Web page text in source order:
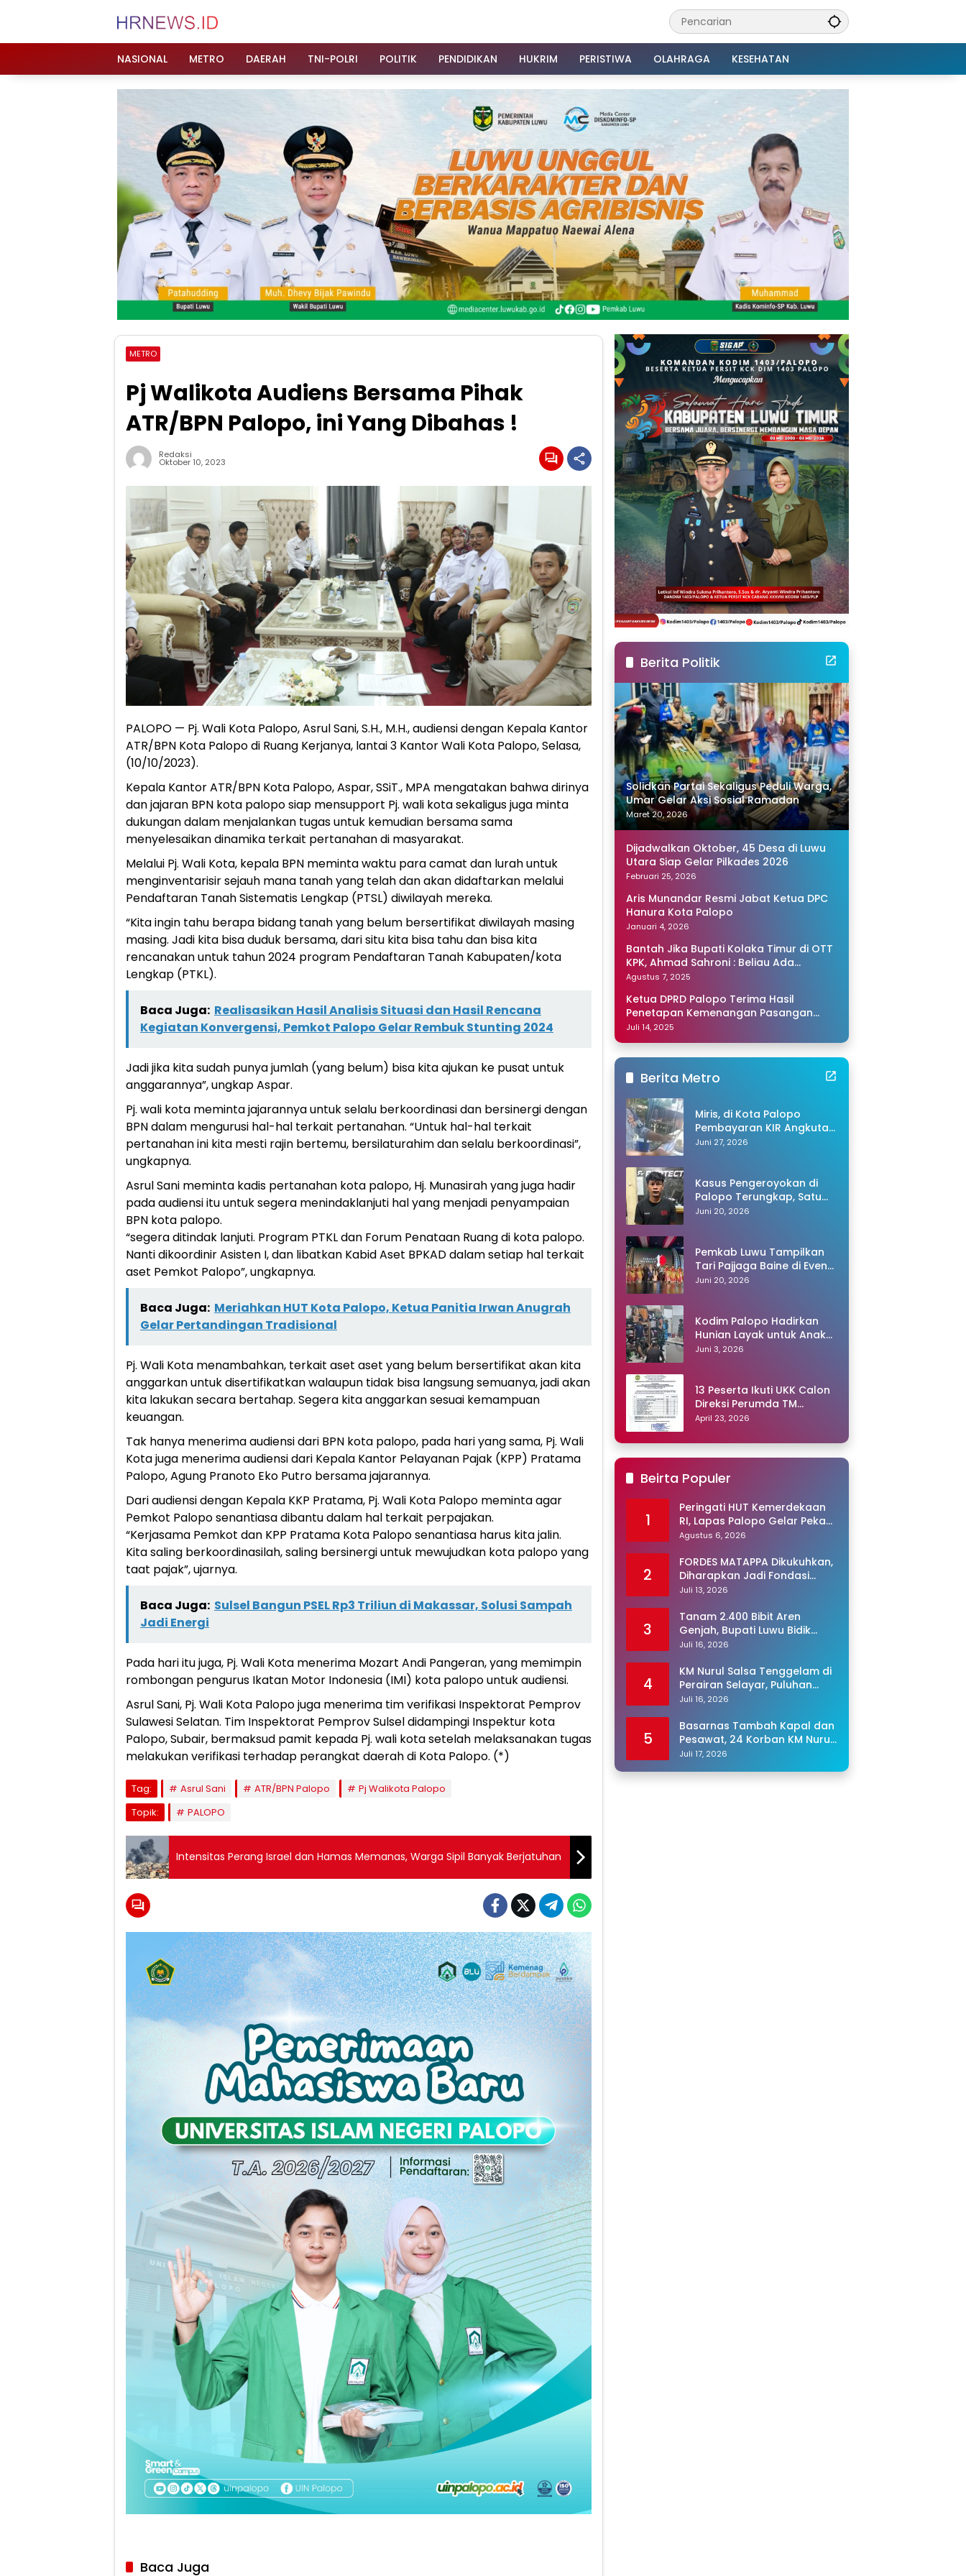
NASIONAL
METRO DAERAH TNI-POLRI POLITIK PENDIDIKAN HUKRIM PERISTIWA OLAHRAGA KESEHATAN
METRO
Pj Walikota Audiens Bersama Pihak
ATR/BPN Palopo, ini Yang Dibahas !
Redaksi
Oktober 10, 2023
PALOPO — Pj. Wali Kota Palopo, Asrul Sani, S.H., M.H., audiensi dengan Kepala Kantor
ATR/BPN Kota Palopo di Ruang Kerjanya, lantai 3 Kantor Wali Kota Palopo, Selasa,
(10/10/2023).
Kepala Kantor ATR/BPN Kota Palopo, Aspar, SSiT., MPA mengatakan bahwa dirinya
dan jajaran BPN kota palopo siap mensupport Pj. wali kota sekaligus juga minta
dukungan dalam menjalankan tugas untuk kemudian bersama sama
menyelesaikan dinamika terkait pertanahan di masyarakat.
Melalui Pj. Wali Kota, kepala BPN meminta waktu para camat dan lurah untuk
menginventarisir sejauh mana tanah yang telah dan akan didaftarkan melalui
Pendaftaran Tanah Sistematis Lengkap (PTSL) diwilayah mereka.
“Kita ingin tahu berapa bidang tanah yang belum bersertifikat diwilayah masing
masing. Jadi kita bisa duduk bersama, dari situ kita bisa tahu dan bisa kita
rencanakan untuk tahun 2024 program Pendaftaran Tanah Kabupaten/kota
Lengkap (PTKL).
Baca Juga: Realisasikan Hasil Analisis Situasi dan Hasil Rencana
Kegiatan Konvergensi, Pemkot Palopo Gelar Rembuk Stunting 2024
Jadi jika kita sudah punya jumlah (yang belum) bisa kita ajukan ke pusat untuk
anggarannya”, ungkap Aspar.
Pj. wali kota meminta jajarannya untuk selalu berkoordinasi dan bersinergi dengan
BPN dalam mengurusi hal-hal terkait pertanahan. “Untuk hal-hal terkait
pertanahan ini kita mesti rajin bertemu, bersilaturahim dan selalu berkoordinasi”,
ungkapnya.
Asrul Sani meminta kadis pertanahan kota palopo, Hj. Munasirah yang juga hadir
pada audiensi itu untuk segera menindaklanjuti hal yang menjadi penyampaian
BPN kota palopo.
“segera ditindak lanjuti. Program PTKL dan Forum Penataan Ruang di kota palopo.
Nanti dikoordinir Asisten I, dan libatkan Kabid Aset BPKAD dalam setiap hal terkait
aset Pemkot Palopo”, ungkapnya.
Baca Juga: Meriahkan HUT Kota Palopo, Ketua Panitia Irwan Anugrah
Gelar Pertandingan Tradisional
Pj. Wali Kota menambahkan, terkait aset aset yang belum bersertifikat akan kita
anggarkan untuk disertifikatkan walaupun tidak bisa langsung semuanya, jadi akan
kita lakukan secara bertahap. Segera kita anggarkan sesuai kemampuan
keuangan.
Tak hanya menerima audiensi dari BPN kota palopo, pada hari yang sama, Pj. Wali
Kota juga menerima audiensi dari Kepala Kantor Pelayanan Pajak (KPP) Pratama
Palopo, Agung Pranoto Eko Putro bersama jajarannya.
Dari audiensi dengan Kepala KKP Pratama, Pj. Wali Kota Palopo meminta agar
Pemkot Palopo senantiasa dibantu dalam hal terkait perpajakan.
“Kerjasama Pemkot dan KPP Pratama Kota Palopo senantiasa harus kita jalin.
Kita saling berkoordinasilah, saling bersinergi untuk mewujudkan kota palopo yang
taat pajak”, ujarnya.
Baca Juga: Sulsel Bangun PSEL Rp3 Triliun di Makassar, Solusi Sampah
Jadi Energi
Pada hari itu juga, Pj. Wali Kota menerima Mozart Andi Pangeran, yang memimpin
rombongan pengurus Ikatan Motor Indonesia (IMI) kota palopo untuk audiensi.
Asrul Sani, Pj. Wali Kota Palopo juga menerima tim verifikasi Inspektorat Pemprov
Sulawesi Selatan. Tim Inspektorat Pemprov Sulsel didampingi Inspektur kota
Palopo, Subair, bermaksud pamit kepada Pj. wali kota setelah melaksanakan tugas
melakukan verifikasi terhadap perangkat daerah di Kota Palopo. (*)
Tag: Asrul Sani ATR/BPN Palopo
Pj Walikota Palopo
Topik:
PALOPO
Intensitas Perang Israel dan Hamas Memanas, Warga Sipil Banyak Berjatuhan
Baca Juga
Berita Politik
Solidkan Partai Sekaligus Peduli Warga,
Umar Gelar Aksi Sosial Ramadan
Maret 20, 2026
Dijadwalkan Oktober, 45 Desa di Luwu
Utara Siap Gelar Pilkades 2026
Februari 25, 2026
Aris Munandar Resmi Jabat Ketua DPC
Hanura Kota Palopo
Januari 4, 2026
Bantah Jika Bupati Kolaka Timur di OTT
KPK, Ahmad Sahroni : Beliau Ada
Disamping Saya di Makassar
Agustus 7, 2025
Ketua DPRD Palopo Terima Hasil
Penetapan Kemenangan Pasangan
Naili-Akhmad dari KPU Sulsel
Juli 14, 2025
Berita Metro
Miris, di Kota Palopo
Pembayaran KIR Angkutan
Barang Capai Rp600 Ribu,
Juni 27, 2026
Kasus Pengeroyokan di
Palopo Terungkap, Satu
Tersangka Ditangkap
Juni 20, 2026
Pemkab Luwu Tampilkan
Tari Pajjaga Baine di Event
Toraya Ma’gellu’ 2026
Juni 20, 2026
Kodim Palopo Hadirkan
Hunian Layak untuk Anak
Panti
Juni 3, 2026
13 Peserta Ikuti UKK Calon
Direksi Perumda TM
Palopo, Ris Akril Raih
April 23, 2026
Beirta Populer
1
Peringati HUT Kemerdekaan
RI, Lapas Palopo Gelar Pekan
Olahraga untuk Warga
Agustus 6, 2026
2
FORDES MATAPPA Dikukuhkan,
Diharapkan Jadi Fondasi
Program Jaga Desa di Luwu
Juli 13, 2026
3
Tanam 2.400 Bibit Aren
Genjah, Bupati Luwu Bidik
Sentra Produksi Gula Aren
Juli 16, 2026
4
KM Nurul Salsa Tenggelam di
Perairan Selayar, Puluhan
Penumpang Masih Hilang
Juli 16, 2026
5
Basarnas Tambah Kapal dan
Pesawat, 24 Korban KM Nurul
Salsa Masih Dicari
Juli 17, 2026